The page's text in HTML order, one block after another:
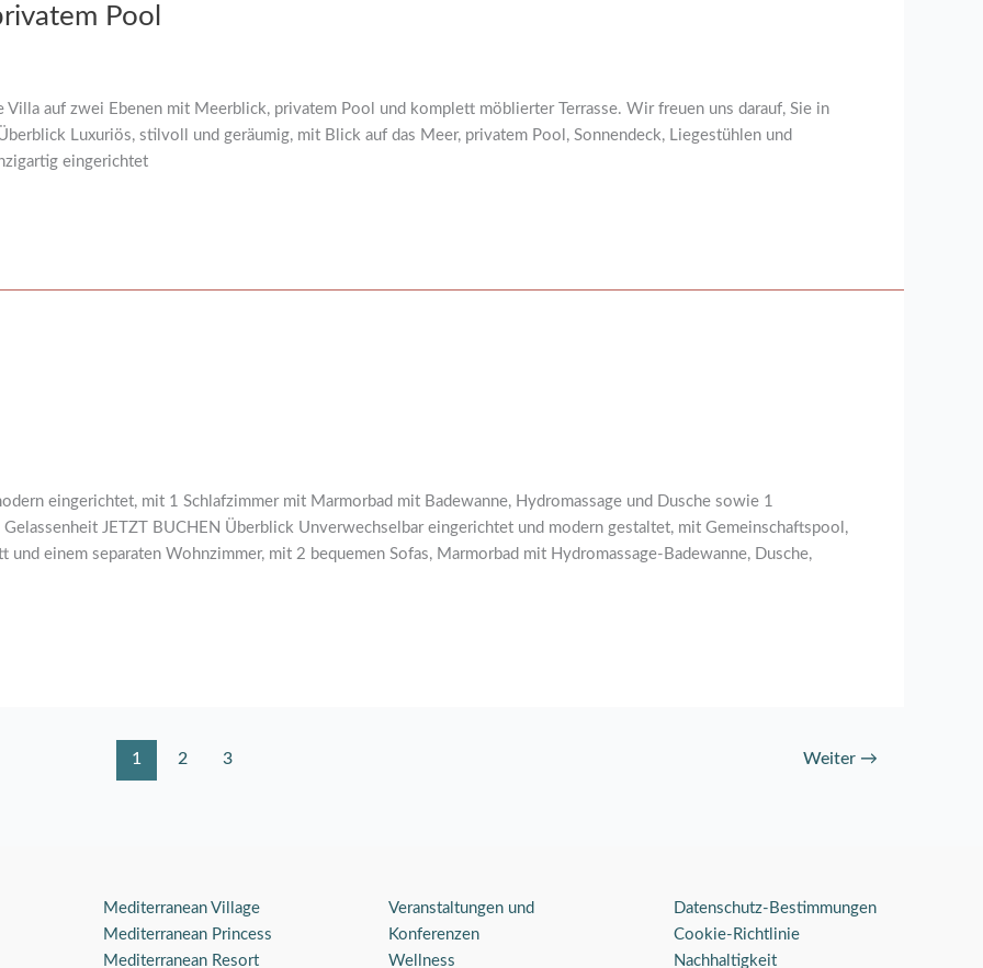
Pool
auf zwei Ebenen mit Meerblick, privatem Pool und komplett möblierter Terrasse. Wir freuen uns darauf, Sie in
Luxuriös, stilvoll und geräumig, mit Blick auf das Meer, privatem Pool, Sonnendeck, Liegestühlen und
eingerichtet
eingerichtet, mit 1 Schlafzimmer mit Marmorbad mit Badewanne, Hydromassage und Dusche sowie 1
JETZT BUCHEN Überblick Unverwechselbar eingerichtet und modern gestaltet, mit Gemeinschaftspool,
einem separaten Wohnzimmer, mit 2 bequemen Sofas, Marmorbad mit Hydromassage-Badewanne, Dusche,
1 2 3 Weiter →
Mediterranean Village
Mediterranean Princess
Mediterranean Resort
Veranstaltungen und
Konferenzen
Wellness
Datenschutz-Bestimmungen
Cookie-Richtlinie
Nachhaltigkeit